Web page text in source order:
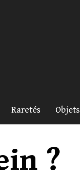
Raretés Objets
?